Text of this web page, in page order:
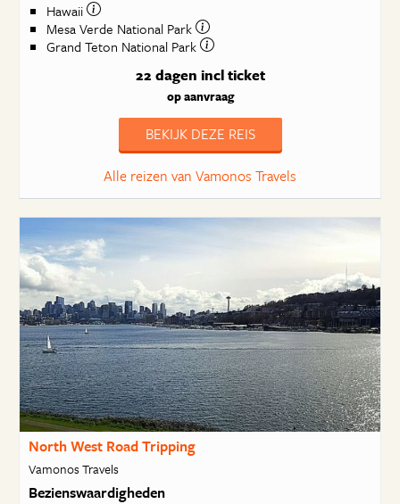
Hawaii
Mesa Verde National Park
Grand Teton National Park
22 dagen incl ticket
op aanvraag
BEKIJK DEZE REIS
Alle reizen van Vamonos Travels
North West Road Tripping
Vamonos Travels
Bezienswaardigheden